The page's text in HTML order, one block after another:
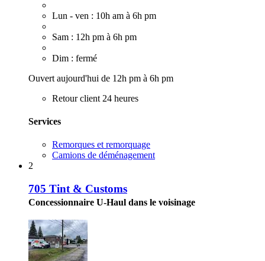
Lun - ven : 10h am à 6h pm
Sam : 12h pm à 6h pm
Dim : fermé
Ouvert aujourd'hui de 12h pm à 6h pm
Retour client 24 heures
Services
Remorques et remorquage
Camions de déménagement
2
705 Tint & Customs
Concessionnaire U-Haul dans le voisinage